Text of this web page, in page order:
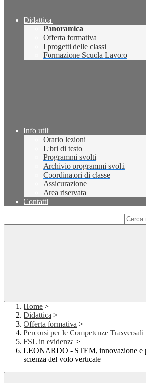
Didattica
Panoramica
Offerta formativa
I progetti delle classi
Formazione Scuola Lavoro
Info utili
Orario lezioni
Libri di testo
Programmi svolti
Archivio programmi svolti
Coordinatori di classe
Assicurazione
Area riservata
Contatti
Home >
Didattica >
Offerta formativa >
Percorsi per le Competenze
FSL in evidenza >
LEONARDO - STEM, innovazione e
scienza del volo verticale